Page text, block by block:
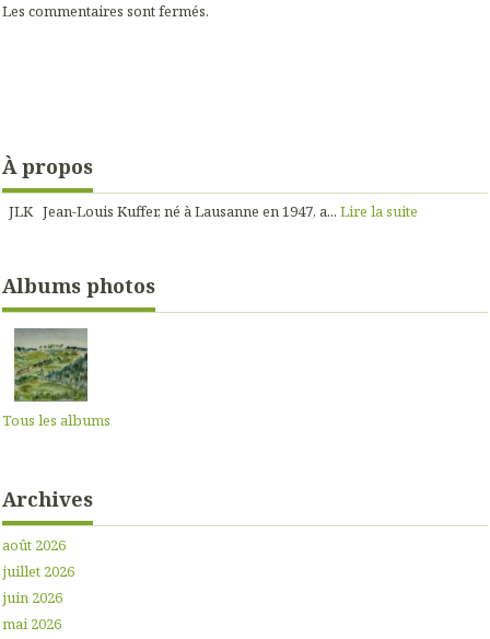
Les commentaires sont fermés.
À propos
JLK Jean-Louis Kuffer, né à Lausanne en 1947, a... Lire la suite
Albums photos
Tous les albums
Archives
août 2026
juillet 2026
juin 2026
mai 2026